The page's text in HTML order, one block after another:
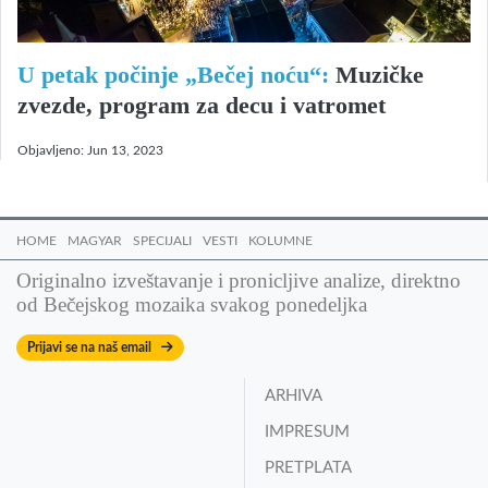
U petak počinje „Bečej noću“: Muzičke
zvezde, program za decu i vatromet
Objavljeno: Jun 13, 2023
HOME MAGYAR SPECIJALI VESTI KOLUMNE
Originalno izveštavanje i pronicljive analize, direktno
od Bečejskog mozaika svakog ponedeljka
Prijavi se na naš email
ARHIVA
IMPRESUM
PRETPLATA